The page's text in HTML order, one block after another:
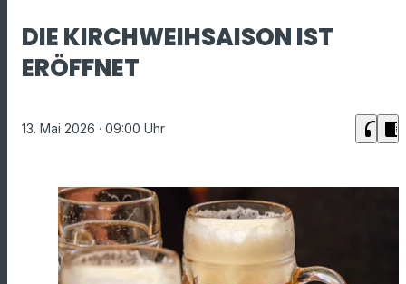
DIE KIRCHWEIHSAISON IST
ERÖFFNET
13. Mai 2026 · 09:00 Uhr headphones chrome_reader_mode